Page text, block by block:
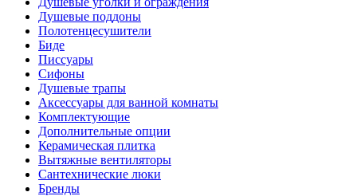
Душевые поддоны
Полотенцесушители
Биде
Писсуары
Сифоны
Душевые трапы
Аксессуары для ванной комнаты
Комплектующие
Дополнительные опции
Керамическая плитка
Вытяжные вентиляторы
Сантехнические люки
Бренды